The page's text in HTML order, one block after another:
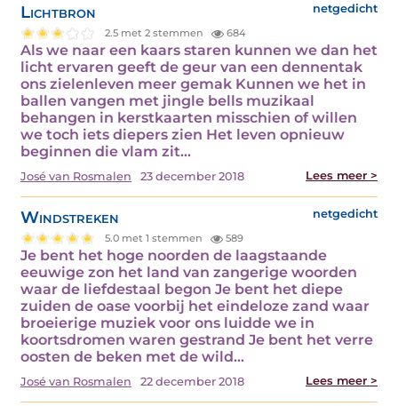
Lichtbron netgedicht
2.5 met 2 stemmen 684
Als we naar een kaars staren kunnen we dan het
licht ervaren geeft de geur van een dennentak
ons zielenleven meer gemak Kunnen we het in
ballen vangen met jingle bells muzikaal
behangen in kerstkaarten misschien of willen
we toch iets diepers zien Het leven opnieuw
beginnen die vlam zit...
José van Rosmalen 23 december 2018 Lees meer >
Windstreken netgedicht
5.0 met 1 stemmen 589
Je bent het hoge noorden de laagstaande
eeuwige zon het land van zangerige woorden
waar de liefdestaal begon Je bent het diepe
zuiden de oase voorbij het eindeloze zand waar
broeierige muziek voor ons luidde we in
koortsdromen waren gestrand Je bent het verre
oosten de beken met de wild...
José van Rosmalen 22 december 2018 Lees meer >